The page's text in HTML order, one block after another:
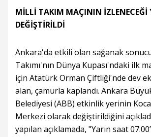
MİLLİ TAKIM MAÇININ İZLENECEĞİ
DEĞİŞTİRİLDİ
Ankara'da etkili olan sağanak
Takımı'nın Dünya Kupası'ndaki ilk
için Atatürk Orman Çiftliği'nde dev
alan, çamurla kaplandı. Ankara
Belediyesi (ABB) etkinlik yerinin
Merkezi olarak değiştirildiğini
yapılan açıklamada, "Yarın saat